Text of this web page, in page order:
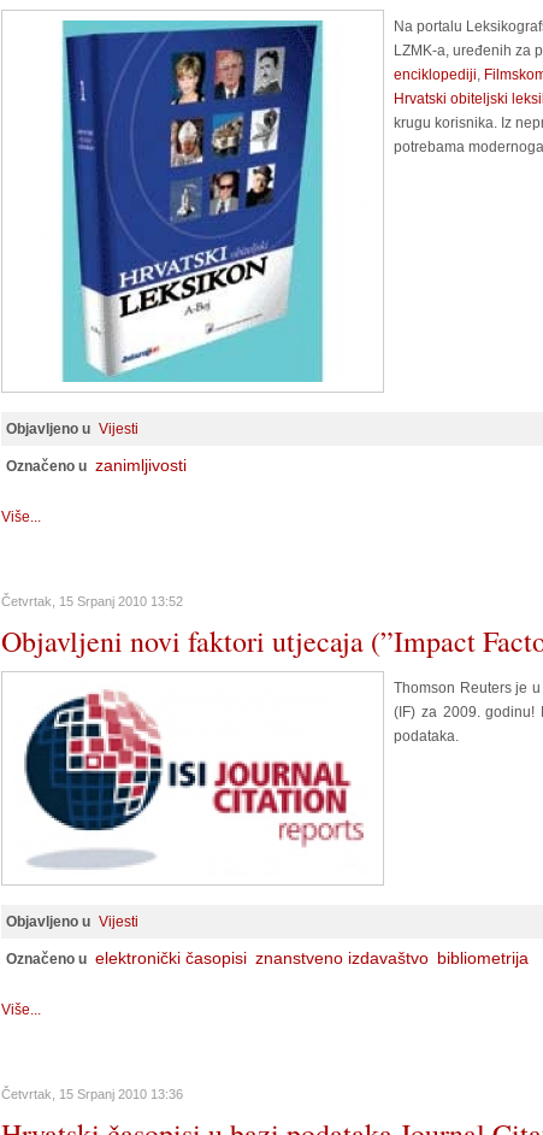
Na portalu
LZMK-a, uređenih za
enciklopediji,
Hrvatski obiteljski
krugu korisnika. Iz
potrebama
Objavljeno u Vijesti
Označeno u zanimljivosti
Više...
Četvrtak, 15 Srpanj 2010 13:52
Objavljeni novi faktori utjecaja (”Impact
Thomson Reuters je
(IF) za 2009. godinu!
podataka.
Objavljeno u Vijesti
Označeno u elektronički časopisi znanstveno izdavaštvo bibliometrija
Više...
Četvrtak, 15 Srpanj 2010 13:36